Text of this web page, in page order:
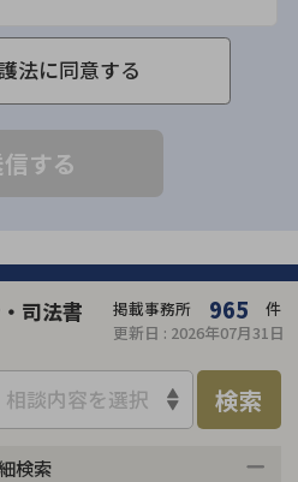
法に同意する
司法書
掲載事務所 965
件
更新日 : 2026年07月31日
相談内容を選択 検索
検索